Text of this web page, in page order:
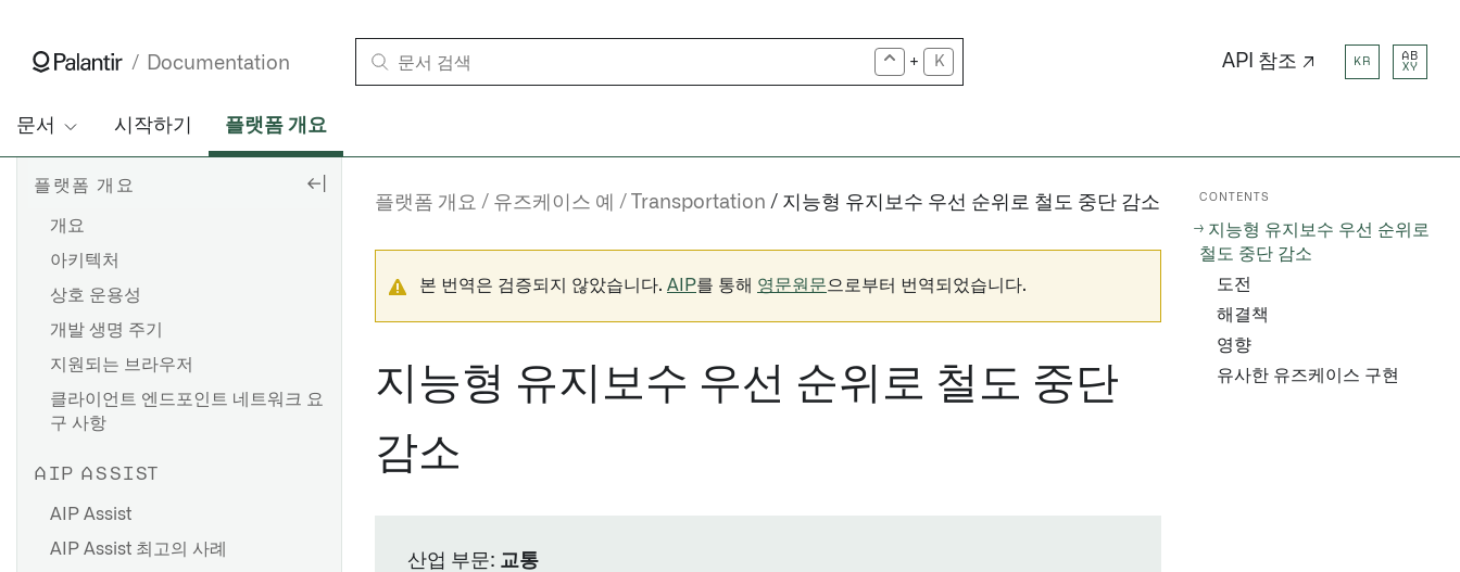
Documentation + K API 참조 ↗ KR
AB
XY
문서 시작하기 플랫폼 개요
플랫폼 개요
개요
아키텍처
상호 운용성
개발 생명 주기
지원되는 브라우저
클라이언트 엔드포인트 네트워크 요
구 사항
AIP ASSIST
AIP Assist
AIP Assist 최고의 사례
플랫폼 개요 유즈케이스 예 Transportation 지능형 유지보수 우선 순위로 철도 중단 감소
본 번역은 검증되지 않았습니다. AIP를 통해 영문원문으로부터 번역되었습니다.
지능형 유지보수 우선 순위로 철도 중단
감소
산업 부문: 교통
CONTENTS
지능형 유지보수 우선 순위로
철도 중단 감소
도전
해결책
영향
유사한 유즈케이스 구현